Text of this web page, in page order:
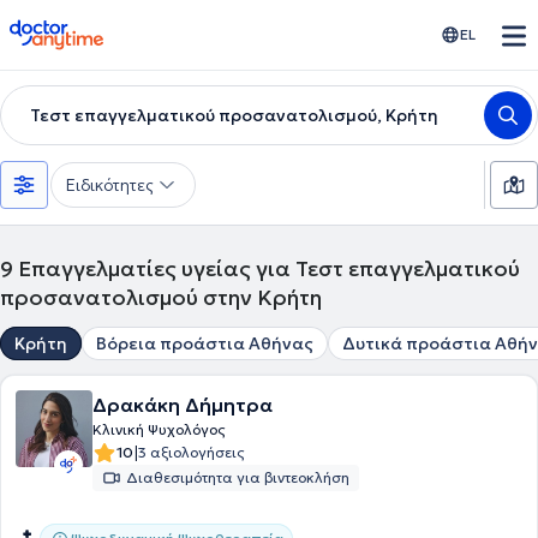
doctoranytime EL
Τεστ επαγγελματικού προσανατολισμού, Κρήτη
Ειδικότητες
9 Επαγγελματίες υγείας για Τεστ επαγγελματικού
προσανατολισμού στην Κρήτη
Κρήτη Βόρεια προάστια Αθήνας Δυτικά προάστια
Δρακάκη Δήμητρα
Κλινική Ψυχολόγος
10|3 αξιολογήσεις
Διαθεσιμότητα για βιντεοκλήση